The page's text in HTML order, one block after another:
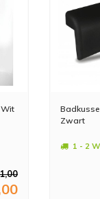
Zwart
1 - 2